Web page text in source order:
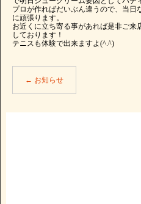
プロが作ればだいぶん違うので、当日
に頑張ります。
お近くに立ち寄る事があれば是非ご
しております！
テニスも体験で出来ますよ(^.^)
← お知らせ